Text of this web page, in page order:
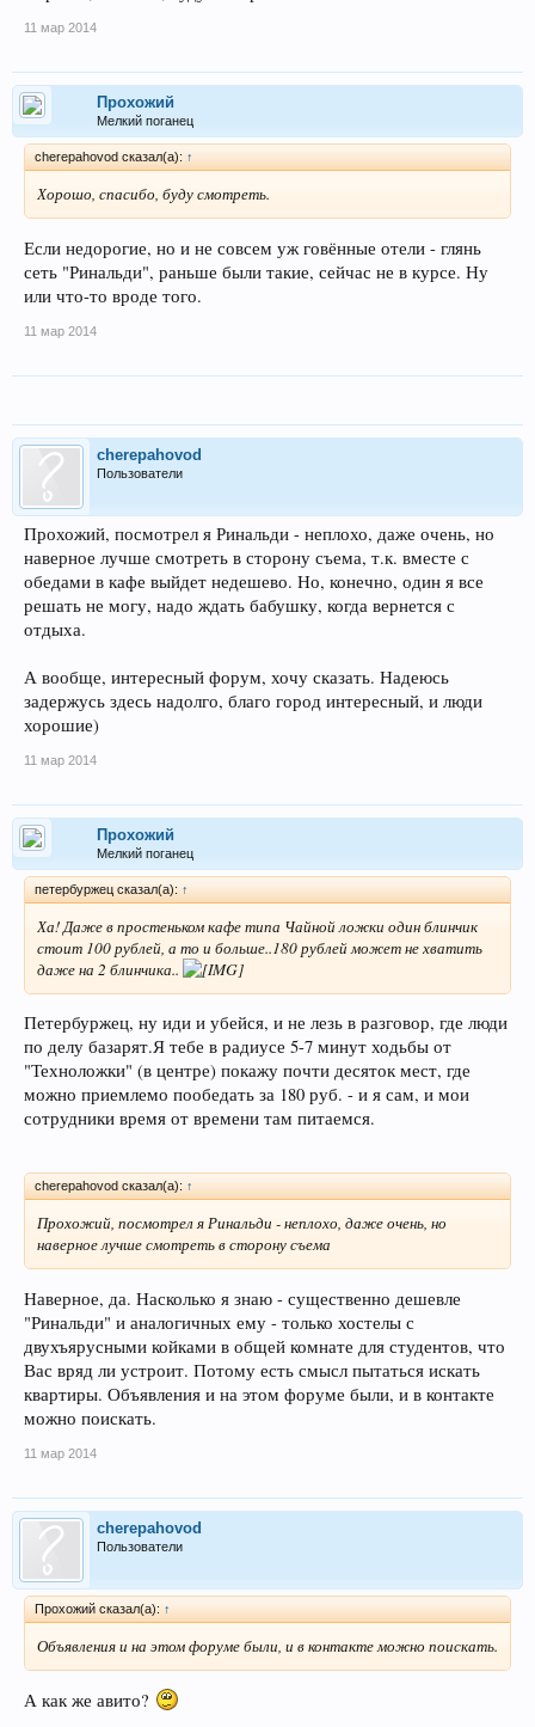
11 мар 2014
Прохожий
Мелкий поганец
cherepahovod сказал(а): ↑
Хорошо, спасибо, буду смотреть.
Если недорогие, но и не совсем уж говённые отели - глянь
сеть "Ринальди", раньше были такие, сейчас не в курсе. Ну
или что-то вроде того.
11 мар 2014
cherepahovod
Пользователи
Прохожий, посмотрел я Ринальди - неплохо, даже очень, но
наверное лучше смотреть в сторону съема, т.к. вместе с
обедами в кафе выйдет недешево. Но, конечно, один я все
решать не могу, надо ждать бабушку, когда вернется с
отдыха.
А вообще, интересный форум, хочу сказать. Надеюсь
задержусь здесь надолго, благо город интересный, и люди
хорошие)
11 мар 2014
Прохожий
Мелкий поганец
петербуржец сказал(а): ↑
Ха! Даже в простеньком кафе типа Чайной ложки один блинчик
стоит 100 рублей, а то и больше..180 рублей может не хватить
даже на 2 блинчика..
Петербуржец, ну иди и убейся, и не лезь в разговор, где люди
по делу базарят.Я тебе в радиусе 5-7 минут ходьбы от
"Техноложки" (в центре) покажу почти десяток мест, где
можно приемлемо пообедать за 180 руб. - и я сам, и мои
сотрудники время от времени там питаемся.
cherepahovod сказал(а): ↑
Прохожий, посмотрел я Ринальди - неплохо, даже очень, но
наверное лучше смотреть в сторону съема
Наверное, да. Насколько я знаю - существенно дешевле
"Ринальди" и аналогичных ему - только хостелы с
двухъярусными койками в общей комнате для студентов, что
Вас вряд ли устроит. Потому есть смысл пытаться искать
квартиры. Объявления и на этом форуме были, и в контакте
можно поискать.
11 мар 2014
cherepahovod
Пользователи
Прохожий сказал(а): ↑
Объявления и на этом форуме были, и в контакте можно поискать.
А как же авито?